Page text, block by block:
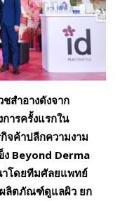
ชสำอางดังจาก
ารครั้งแรกใน
จค้าปลีกความงาม
ง Beyond Derma
าโดยทีมศัลยแพทย์
ผลิตภัณฑ์ดูแลผิว ยก